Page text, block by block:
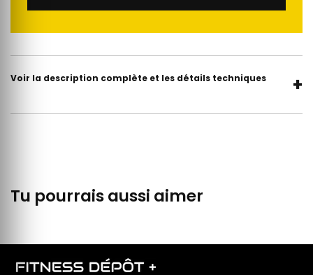
Voir la description complète et les détails techniques +
Tu pourrais aussi aimer